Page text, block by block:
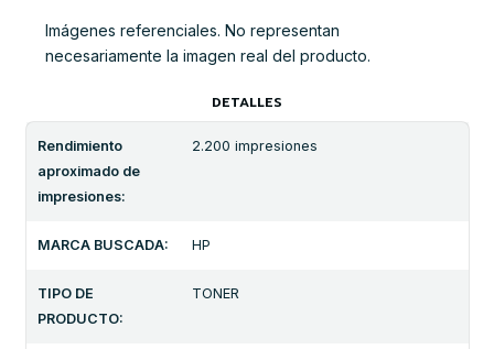
Imágenes referenciales. No representan
necesariamente la imagen real del producto.
DETALLES
Rendimiento
aproximado de
impresiones:
2.200 impresiones
MARCA BUSCADA: HP
TIPO DE
PRODUCTO:
TONER